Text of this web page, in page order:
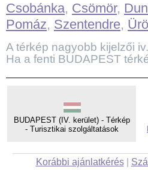
Csobánka, Csömör,
Pomáz, Szentendre,
A térkép nagyobb kijelzői
Ha a fenti BUDAPEST
BUDAPEST (IV. kerület) - Térkép
- Turisztikai szolgáltatások
Korábbi ajánlatkérés|